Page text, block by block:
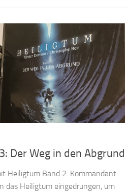
Der Weg in den Abgrund
Heiligtum Band 2. Kommandant
das Heiligtum eingedrungen, um